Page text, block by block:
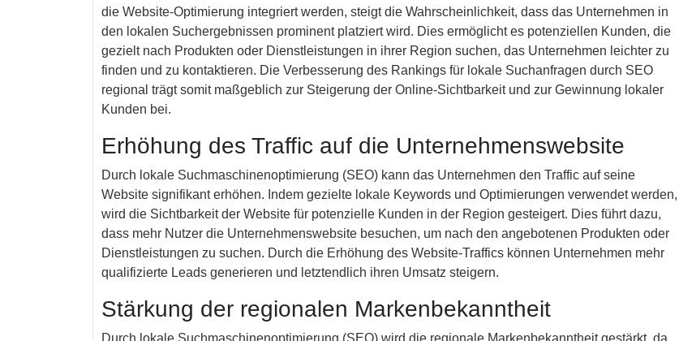
die Website-Optimierung integriert werden, steigt die Wahrscheinlichkeit, dass das Unternehmen in
den lokalen Suchergebnissen prominent platziert wird. Dies ermöglicht es potenziellen Kunden, die
gezielt nach Produkten oder Dienstleistungen in ihrer Region suchen, das Unternehmen leichter zu
finden und zu kontaktieren. Die Verbesserung des Rankings für lokale Suchanfragen durch SEO
regional trägt somit maßgeblich zur Steigerung der Online-Sichtbarkeit und zur Gewinnung lokaler
Kunden bei.
Erhöhung des Traffic auf die Unternehmenswebsite
Durch lokale Suchmaschinenoptimierung (SEO) kann das Unternehmen den Traffic auf seine
Website signifikant erhöhen. Indem gezielte lokale Keywords und Optimierungen verwendet werden,
wird die Sichtbarkeit der Website für potenzielle Kunden in der Region gesteigert. Dies führt dazu,
dass mehr Nutzer die Unternehmenswebsite besuchen, um nach den angebotenen Produkten oder
Dienstleistungen zu suchen. Durch die Erhöhung des Website-Traffics können Unternehmen mehr
qualifizierte Leads generieren und letztendlich ihren Umsatz steigern.
Stärkung der regionalen Markenbekanntheit
Durch lokale Suchmaschinenoptimierung (SEO) wird die regionale Markenbekanntheit gestärkt, da